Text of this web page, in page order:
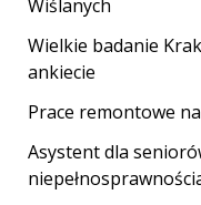
Wiślanych
Wielkie badanie
ankiecie
Prace remontowe
Asystent dla